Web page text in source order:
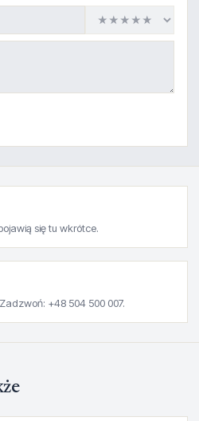
się tu wkrótce.
+48 504 500 007.